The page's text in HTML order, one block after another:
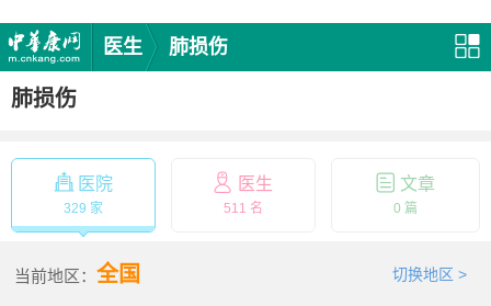
医生 肺损伤
肺损伤
医院
329 家
医生
511 名
文章
0 篇
当前地区： 全国 切换地区 >